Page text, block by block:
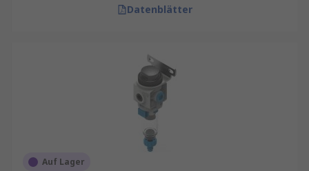
Datenblätter
Auf Lager